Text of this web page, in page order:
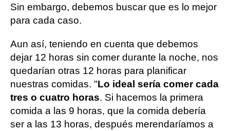
Sin embargo, debemos buscar que es lo mejor
para cada caso.
Aun así, teniendo en cuenta que debemos
dejar 12 horas sin comer durante la noche, nos
quedarían otras 12 horas para planificar
nuestras comidas. "Lo ideal sería comer cada
tres o cuatro horas. Si hacemos la primera
comida a las 9 horas, que la comida debería
ser a las 13 horas, después merendaríamos a